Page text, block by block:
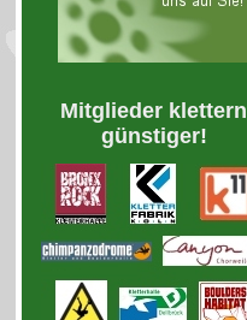
Mitglieder klettern
günstiger!